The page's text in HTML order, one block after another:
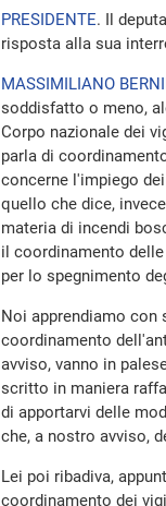
PRESIDENTE. Il
risposta alla sua
MASSIMILIANO
soddisfatto o meno,
Corpo nazionale dei
parla di
concerne l'impiego
quello che dice,
materia di incendi
il coordinamento
per lo spegnimento
Noi apprendiamo con
coordinamento
avviso, vanno in
scritto in maniera
di apportarvi delle
che, a nostro avviso,
Lei poi ribadiva,
coordinamento dei